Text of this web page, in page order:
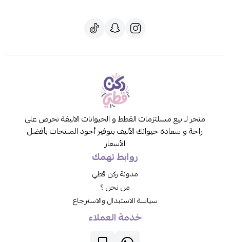
متجر لـ بيع مسلتزمات القطط و الحيوانات الاليفة نحرص على
راحة و سعادة حيوانك الأليف بتوفير أجود المنتجات بأفضل
الأسعار
روابط تهمك
مدونة ركن قطي
من نحن ؟
سياسة الاستبدال والاسترجاع
خدمة العملاء